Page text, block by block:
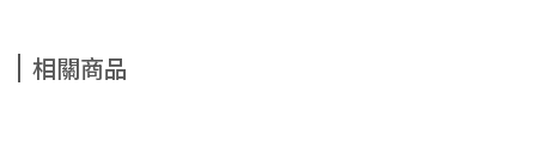
相關商品